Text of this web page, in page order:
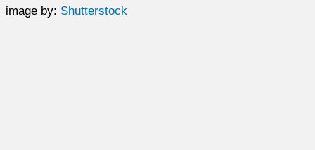
image by: Shutterstock